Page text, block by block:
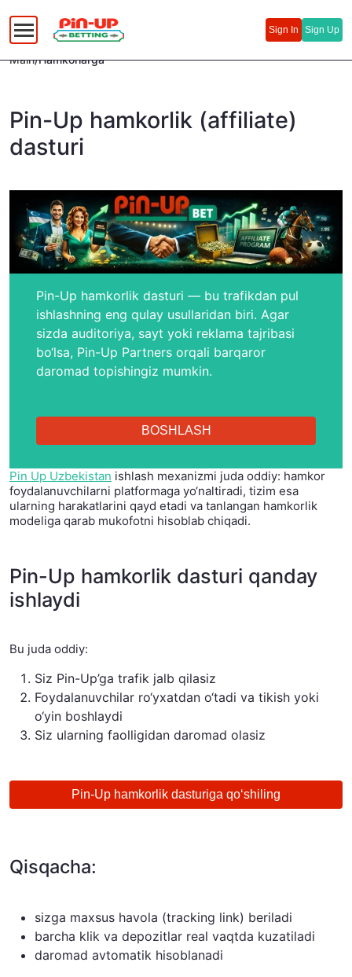
Sign In Sign Up
Main/Hamkorlarga
Pin-Up hamkorlik (affiliate)
dasturi
Pin-Up hamkorlik dasturi — bu trafikdan pul
ishlashning eng qulay usullaridan biri. Agar
sizda auditoriya, sayt yoki reklama tajribasi
bo‘lsa, Pin-Up Partners orqali barqaror
daromad topishingiz mumkin.
BOSHLASH
Pin Up Uzbekistan ishlash mexanizmi juda oddiy: hamkor
foydalanuvchilarni platformaga yo‘naltiradi, tizim esa
ularning harakatlarini qayd etadi va tanlangan hamkorlik
modeliga qarab mukofotni hisoblab chiqadi.
Pin-Up hamkorlik dasturi qanday
ishlaydi
Bu juda oddiy:
Siz Pin-Up’ga trafik jalb qilasiz
Foydalanuvchilar ro‘yxatdan o‘tadi va tikish yoki
o‘yin boshlaydi
Siz ularning faolligidan daromad olasiz
Pin-Up hamkorlik dasturiga qo‘shiling
Qisqacha:
sizga maxsus havola (tracking link) beriladi
barcha klik va depozitlar real vaqtda kuzatiladi
daromad avtomatik hisoblanadi